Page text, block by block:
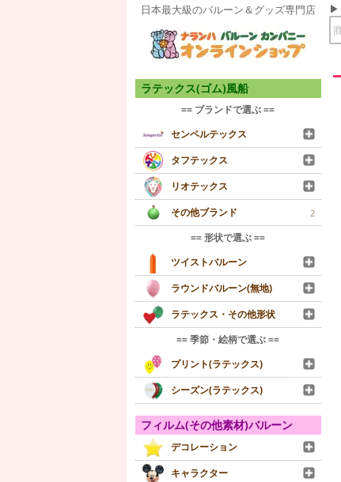
日本最大級のバルーン＆グッズ専門店
ラテックス(ゴム)風船
== ブランドで選ぶ ==
センペルテックス
タフテックス
リオテックス
その他ブランド
2
== 形状で選ぶ ==
ツイストバルーン
ラウンドバルーン(無地)
ラテックス・その他形状
== 季節・絵柄で選ぶ ==
プリント(ラテックス)
シーズン(ラテックス)
フィルム(その他素材)バルーン
デコレーション
キャラクター